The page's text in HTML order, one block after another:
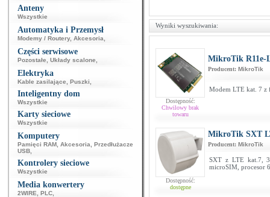
Anteny
Wszystkie
Automatyka i Przemysł
Modemy / Routery, Akcesoria
Części serwisowe
Pozostałe Układy scalone
Elektryka
Kable zasilające Puszki
Inteligentny dom
Wszystkie
Karty sieciowe
Wszystkie
Komputery
Pamięci RAM Akcesoria
Przedłużacze
USB
Kontrolery sieciowe
Wszystkie
Media konwertery
2WIRE PLC
Wyniki wyszukiwania:
Dostępność:
Chwilowy brak
towaru
MikroTik R11e-
Producent: MikroTik
Modem LTE kat. 7 z
Dostępność:
dostępne
MikroTik SXT
Producent: MikroTik
SXT z LTE kat.7,
microSIM, procesor